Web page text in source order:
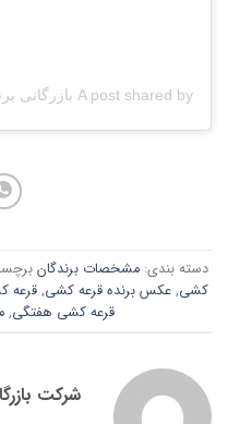
دسته بندی: مشخصات برندگان
کشی, عکس برنده قرعه کشی, قرعه
قرعه کشی هفتگی,
شرکت